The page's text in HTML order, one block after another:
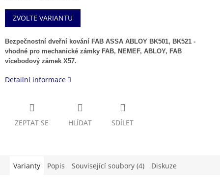
Měrná
cena:
ZVOLTE VARIANTU
Bezpečnostní dveřní kování FAB ASSA ABLOY BK501, BK521 -
vhodné pro mechanické zámky FAB, NEMEF, ABLOY, FAB
vícebodový zámek X57.
Detailní informace
ZEPTAT SE HLÍDAT SDÍLET
Varianty Popis Související soubory (4) Diskuze